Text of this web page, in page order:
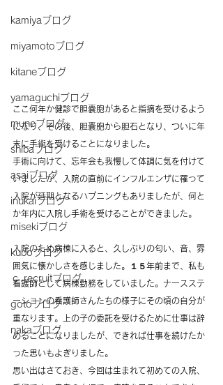
kamiyaブログ
miyamotoブログ
kitaneブログ
yamaguchiブログ
muneブログ
shibaブログ
asaiブログ
inukaiブログ
misekiブログ
kuboブログ
ｃ.recruitブログ
gotoブログ
nakaブログ
ここ何年か健診で胆嚢胞があると指摘を受けるよう
になり、その後、胆嚢胞から胆石となり、ついに年
末に手術を受けることになりました。
手術に向けて、忘年会も我慢して体調に気を付けて
いましたが、入院の直前にインフルエンザに罹って
入院が延期となるハプニングもありましたが、何と
か年内に入院し手術を受けることができました。
入院のため病棟に入ると、久しぶりの匂い、音、雰
囲気に懐かしさを感じました。１５年前まで、私も
看護師として病棟勤務をしていました。ナースステ
ーションの看護師さんたちの様子にその頃の自分が
重なります。上の子の委託を受けるために仕事は辞
めることになりましたが、できれば仕事を続けたか
った思いもよぎりました。
思い出はさておき、今回は生まれて初めての入院、